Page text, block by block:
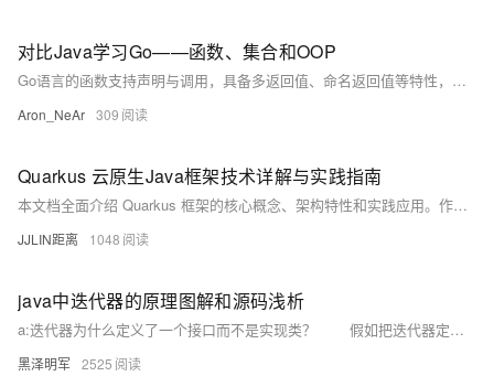
对比Java学习Go——函数、集合和OOP
Go语言的函数支持声明与调用，具备多返回值、命名返回值等特性，结合`func`关键字与类型后置语法，使函数定义简洁直观。函数可作为一等公民传递、赋值或作为参数，支持匿名函数与闭包。Go通过组合与接口实现面向对象编程，结构体定义数据，方法定义行为，接口实现多态，体现了Go语言的简洁与高效设计。
Aron_NeAr 309
Quarkus 云原生Java框架技术详解与实践指南
本文档全面介绍 Quarkus 框架的核心概念、架构特性和实践应用。作为新一代的云原生 Java 框架，Quarkus 旨在为 OpenJDK HotSpot 和 GraalVM 量身定制，显著提升 Java 在容器化环境中的运行效率。本文将深入探讨其响应式编程模型、原生编译能力、扩展机制以及与微服务架构的深度集成，帮助开发者构建高效、轻量的云原生应用。
JJLIN距离 1048
java中迭代器的原理图解和源码浅析
a:迭代器为什么定义了一个接口而不是实现类？ 假如把迭代器定义为一个类，这样我们就可以创建该类的对象，调用该类的方法来实现集合的遍历了。 但是，java中提供了很多的集合类，而这些集合类的数据结构是不同，所以它们的存储方法也是不同的， 进而它们的遍历方法也是不一样的，最终就没有把迭代器定义为一个类了。
黑泽明军 2525